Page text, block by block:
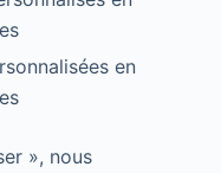
en
», nous